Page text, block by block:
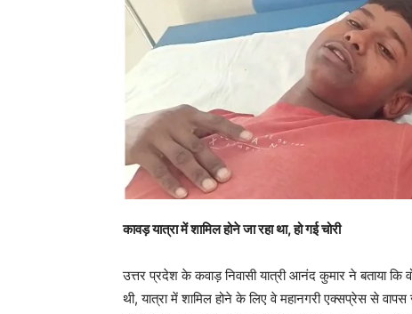
कावड़ यात्रा में शामिल होने जा रहा था, हो गई चोरी
उत्तर प्रदेश के कवाड़ निवासी यात्री आनंद कुमार ने बताया
थी, यात्रा में शामिल होने के लिए वे महानगरी एक्सप्रेस से